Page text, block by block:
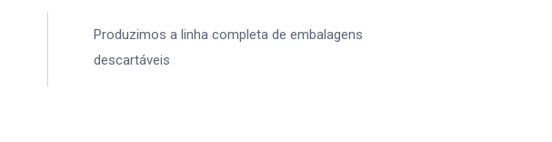
Produzimos a linha completa de embalagens
descartáveis